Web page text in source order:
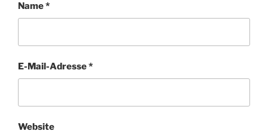
Name*
E-Mail-Adresse*
Website